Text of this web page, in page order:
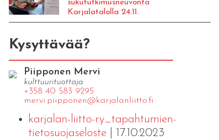
sukututkimusneuvonta
Karjalatalolla 24.11.
Kysyttävää?
Piipponen Mervi
kulttuurituottaja
+358 40 583 9295
mervi.​piipponen@​kar​jala​nlii​tto.​fi
karjalan-liitto-ry_tapahtumien-
tietosuojaseloste| 17.10.2023